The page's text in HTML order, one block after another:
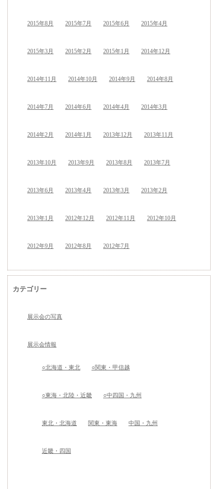
2015年8月 2015年7月 2015年6月 2015年4月
2015年3月 2015年2月 2015年1月 2014年12月
2014年11月 2014年10月 2014年9月 2014年8月
2014年7月 2014年6月 2014年4月 2014年3月
2014年2月 2014年1月 2013年12月 2013年11月
2013年10月 2013年9月 2013年8月 2013年7月
2013年6月 2013年4月 2013年3月 2013年2月
2013年1月 2012年12月 2012年11月 2012年10月
2012年9月 2012年8月 2012年7月
カテゴリー
展示会の写真
展示会情報
○北海道・東北 ○関東・甲信越
○東海・北陸・近畿 ○中四国・九州
東北・北海道 関東・東海 中国・九州
近畿・四国